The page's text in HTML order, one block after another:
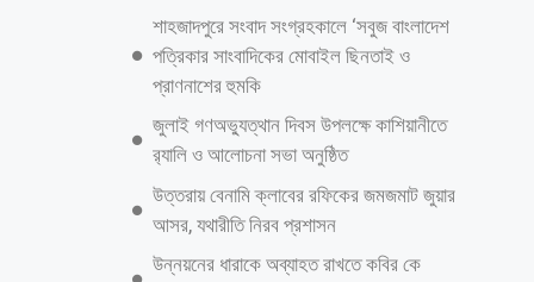
বিএনপির সহ-আন্তর্জাতিক বিষয়ক সম্পাদক ব্যারিস্টার রুমিন ফারহানার উঠান
বৈঠককে ঘিরে দুপক্ষের মধ্যে সংঘর্ষের ঘটনা ঘটেছে। এতে উভয়পক্ষের একাধিক
কর্মী আহত হয়েছে। শুক্রবার (১৬ জানুয়ারি) রাতে উপজেলার নোয়াগাঁও ইউনিয়নের
আখিঁতারা গ্রামে এই ঘটনা ঘটে। স্থানীয় সূত্রে জানা গেছে, ব্রাহ্মণবাড়িয়া-২ আসনের
স্বতন্ত্র প্রার্থী ব্যারিস্টার রুমিন ফারহানা উঠান বৈঠকে পৌঁছানোর পর অনুষ্ঠানে আসা
দুই যুবকের মধ্যে শরীরে ধাক্কা লাগে নিয়ে কথাকাটাকাটি হয়। একপর্যায়ে
অনুষ্ঠানস্থলের পাশেই দুপক্ষের লোকজন লাঠিসোঁটা নিয়ে সংঘর্ষে জড়িয়ে পড়ে।
সংঘর্ষে উভয়পক্ষের বেশ কয়েকজন আহত হন। আহতদের মধ্যে কয়েকজনকে
স্থানীয়ভাবে প্রাথমিক চিকিৎসা দেওয়া হয়েছে। এ ঘটনাকে কেন্দ্র করে সাধারণ
মানুষের মধ্যে আতঙ্ক ছড়িয়ে পড়ে। এ বিষয়ে সরাইল থানার ভারপ্রাপ্ত কর্মকর্তা
(ওসি) মো. মনজুর কাদের ভুঁইয়া বলেন, তুচ্ছ ঘটনা নিয়ে দুপক্ষের সংঘর্ষে একাধিক